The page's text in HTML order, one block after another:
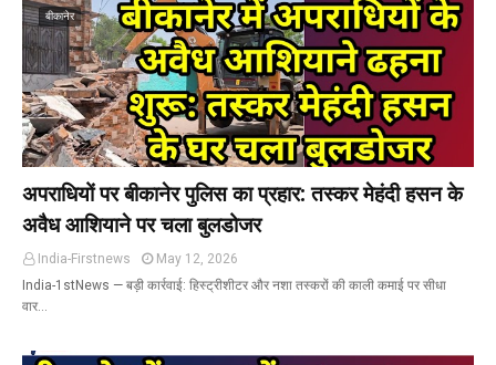
बीकानेर
अपराधियों पर बीकानेर पुलिस का प्रहार: तस्कर मेहंदी हसन के
अवैध आशियाने पर चला बुलडोजर
India-Firstnews
May 12, 2026
India-1stNews ​— बड़ी कार्रवाई: हिस्ट्रीशीटर और नशा तस्करों की काली कमाई पर सीधा
वार…